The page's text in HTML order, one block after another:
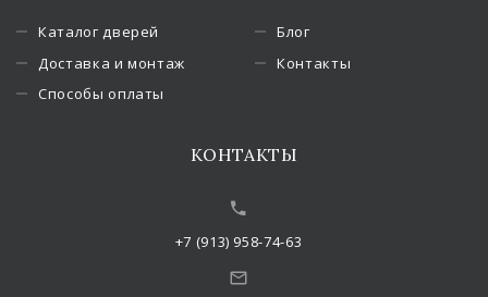
Каталог дверей
Доставка и монтаж
Способы оплаты
Блог
Контакты
КОНТАКТЫ
+7 (913) 958-74-63